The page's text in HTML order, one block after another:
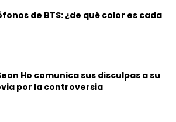
de BTS: ¿de qué color es cada
Ho comunica sus disculpas a su
por la controversia